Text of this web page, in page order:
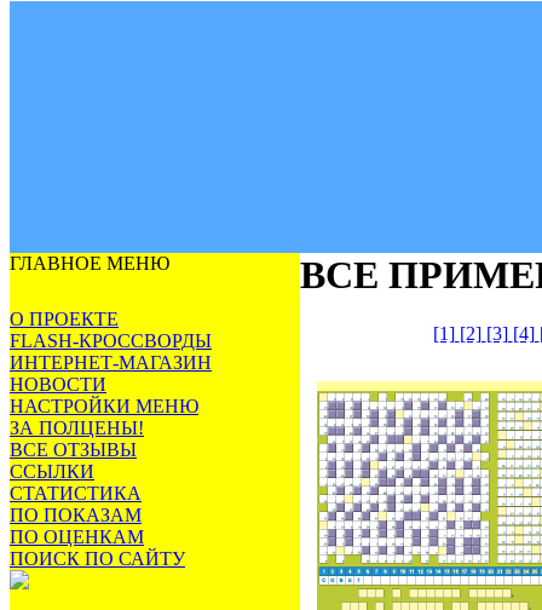
ГЛАВНОЕ МЕНЮ
О ПРОЕКТЕ
FLASH-КРОССВОРДЫ
ИНТЕРНЕТ-МАГАЗИН
НОВОСТИ
НАСТРОЙКИ МЕНЮ
ЗА ПОЛЦЕНЫ!
ВСЕ ОТЗЫВЫ
ССЫЛКИ
СТАТИСТИКА
ПО ПОКАЗАМ
ПО ОЦЕНКАМ
ПОИСК ПО САЙТУ
ВСЕ
[1] [2] [3] [4]